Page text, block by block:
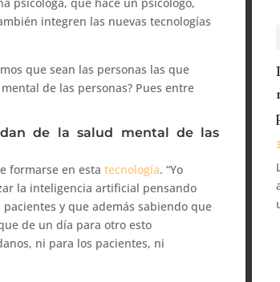
integren las nuevas tecnologías
que sean las personas las que
de las personas? Pues entre
de la salud mental de las
formarse en estatecnología. “Yo
la inteligencia artificial pensando
y que además sabiendo que
de un día para otro esto
ni para los pacientes, ni